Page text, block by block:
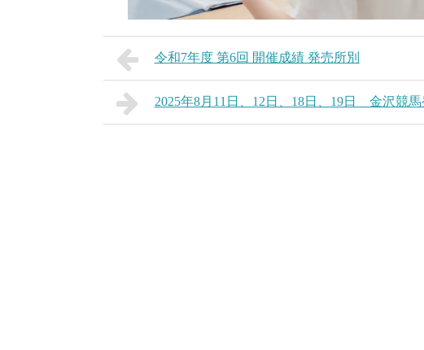
令和7年度 第6回 開催成績 発売所別
2025年8月11日、12日、18日、19日 金沢競